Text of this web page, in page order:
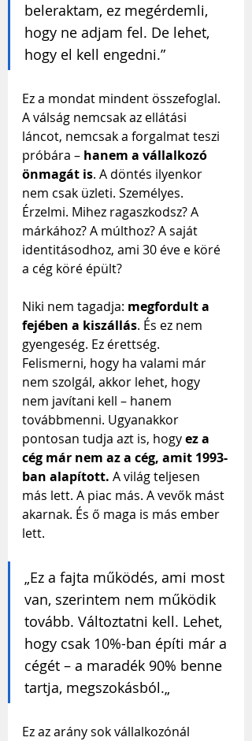
beleraktam, ez megérdemli,
hogy ne adjam fel. De lehet,
hogy el kell engedni.”
Ez a mondat mindent összefoglal.
A válság nemcsak az ellátási
láncot, nemcsak a forgalmat teszi
próbára – hanem a vállalkozó
önmagát is. A döntés ilyenkor
nem csak üzleti. Személyes.
Érzelmi. Mihez ragaszkodsz? A
márkához? A múlthoz? A saját
identitásodhoz, ami 30 éve e köré
a cég köré épült?
Niki nem tagadja: megfordult a
fejében a kiszállás. És ez nem
gyengeség. Ez érettség.
Felismerni, hogy ha valami már
nem szolgál, akkor lehet, hogy
nem javítani kell – hanem
továbbmenni. Ugyanakkor
pontosan tudja azt is, hogy ez a
cég már nem az a cég, amit 1993-
ban alapított. A világ teljesen
más lett. A piac más. A vevők mást
akarnak. És ő maga is más ember
lett.
„Ez a fajta működés, ami most
van, szerintem nem működik
tovább. Változtatni kell. Lehet,
hogy csak 10%-ban építi már a
cégét – a maradék 90% benne
tartja, megszokásból.„
Ez az arány sok vállalkozónál